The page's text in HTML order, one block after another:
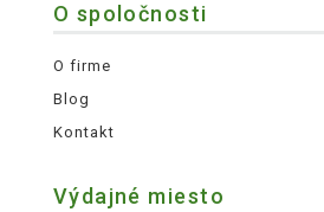
O spoločnosti
O firme
Blog
Kontakt
Výdajné miesto